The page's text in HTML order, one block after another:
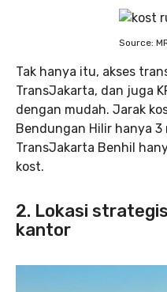
Source:
Tak hanya itu, akses
TransJakarta, dan juga
dengan mudah. Jarak
Bendungan Hilir hanya
TransJakarta Benhil
kost.
2. Lokasi
kantor